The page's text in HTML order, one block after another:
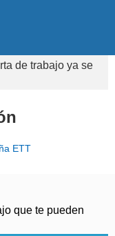
de trabajo ya se
ETT
que te pueden